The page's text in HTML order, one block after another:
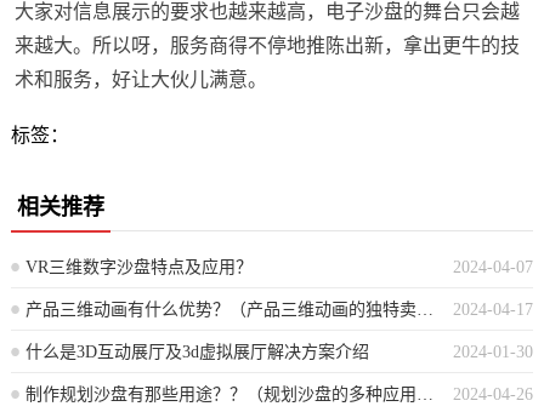
大家对信息展示的要求也越来越高，电子沙盘的舞台只会越
来越大。所以呀，服务商得不停地推陈出新，拿出更牛的技
术和服务，好让大伙儿满意。
标签：
相关推荐
2024-04-07
VR三维数字沙盘特点及应用？
2024-04-17
产品三维动画有什么优势？（产品三维动画的独特卖点是什么？）
2024-01-30
什么是3D互动展厅及3d虚拟展厅解决方案介绍
2024-04-26
制作规划沙盘有那些用途？？（规划沙盘的多种应用场景是什么？）